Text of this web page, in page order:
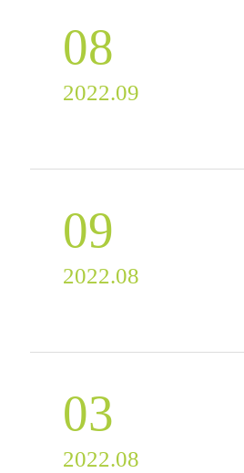
08
2022.09
09
2022.08
03
2022.08